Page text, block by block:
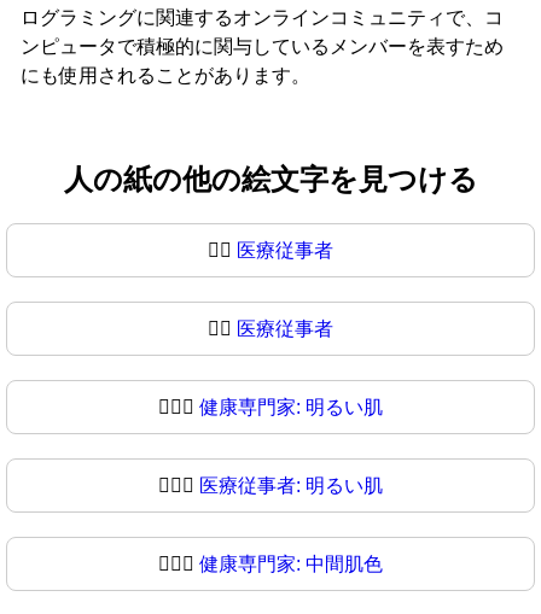
ログラミングに関連するオンラインコミュニティで、コ
ンピュータで積極的に関与しているメンバーを表すため
にも使用されることがあります。
人の紙の他の絵文字を見つける
🧑‍⚕️ 医療従事者
🧑‍⚕ 医療従事者
🧑🏻‍⚕️ 健康専門家: 明るい肌
🧑🏻‍⚕ 医療従事者: 明るい肌
🧑🏼‍⚕️ 健康専門家: 中間肌色